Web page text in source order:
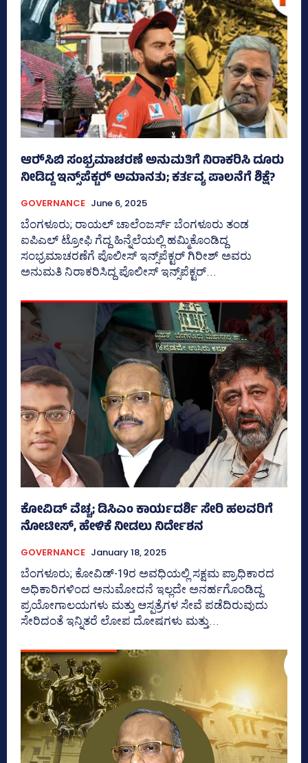
ಆರ್‍‌ಸಿಬಿ ಸಂಭ್ರಮಾಚರಣೆ ಅನುಮತಿಗೆ ನಿರಾಕರಿಸಿ ದೂರು
ನೀಡಿದ್ದ ಇನ್ಸ್‌ಪೆಕ್ಟರ್‍‌ ಅಮಾನತು; ಕರ್ತವ್ಯ ಪಾಲನೆಗೆ ಶಿಕ್ಷೆ?
GOVERNANCE June 6, 2025
ಬೆಂಗಳೂರು; ರಾಯಲ್‌ ಚಾಲೆಂಜರ್ಸ್‌ ಬೆಂಗಳೂರು ತಂಡ
ಐಪಿಎಲ್‌ ಟ್ರೋಫಿ ಗೆದ್ದ ಹಿನ್ನೆಲೆಯಲ್ಲಿ ಹಮ್ಮಿಕೊಂಡಿದ್ದ
ಸಂಭ್ರಮಾಚರಣೆಗೆ ಪೊಲೀಸ್‌ ಇನ್ಸ್‌ಪೆಕ್ಟರ್‍‌ ಗಿರೀಶ್‌ ಅವರು
ಅನುಮತಿ ನಿರಾಕರಿಸಿದ್ದ ಪೊಲೀಸ್‌ ಇನ್ಸ್‌ಪೆಕ್ಟರ್‍‌...
ಕೋವಿಡ್‌ ವೆಚ್ಚ; ಡಿಸಿಎಂ ಕಾರ್ಯದರ್ಶಿ ಸೇರಿ ಹಲವರಿಗೆ
ನೋಟೀಸ್‌, ಹೇಳಿಕೆ ನೀಡಲು ನಿರ್ದೇಶನ
GOVERNANCE January 18, 2025
ಬೆಂಗಳೂರು; ಕೋವಿಡ್‌-19ರ ಅವಧಿಯಲ್ಲಿ ಸಕ್ಷಮ ಪ್ರಾಧಿಕಾರದ
ಅಧಿಕಾರಿಗಳಿಂದ ಅನುಮೋದನೆ ಇಲ್ಲದೇ ಅನರ್ಹಗೊಂಡಿದ್ದ
ಪ್ರಯೋಗಾಲಯಗಳು ಮತ್ತು ಆಸ್ಪತ್ರೆಗಳ ಸೇವೆ ಪಡೆದಿರುವುದು
ಸೇರಿದಂತೆ ಇನ್ನಿತರೆ ಲೋಪ ದೋಷಗಳು ಮತ್ತು...